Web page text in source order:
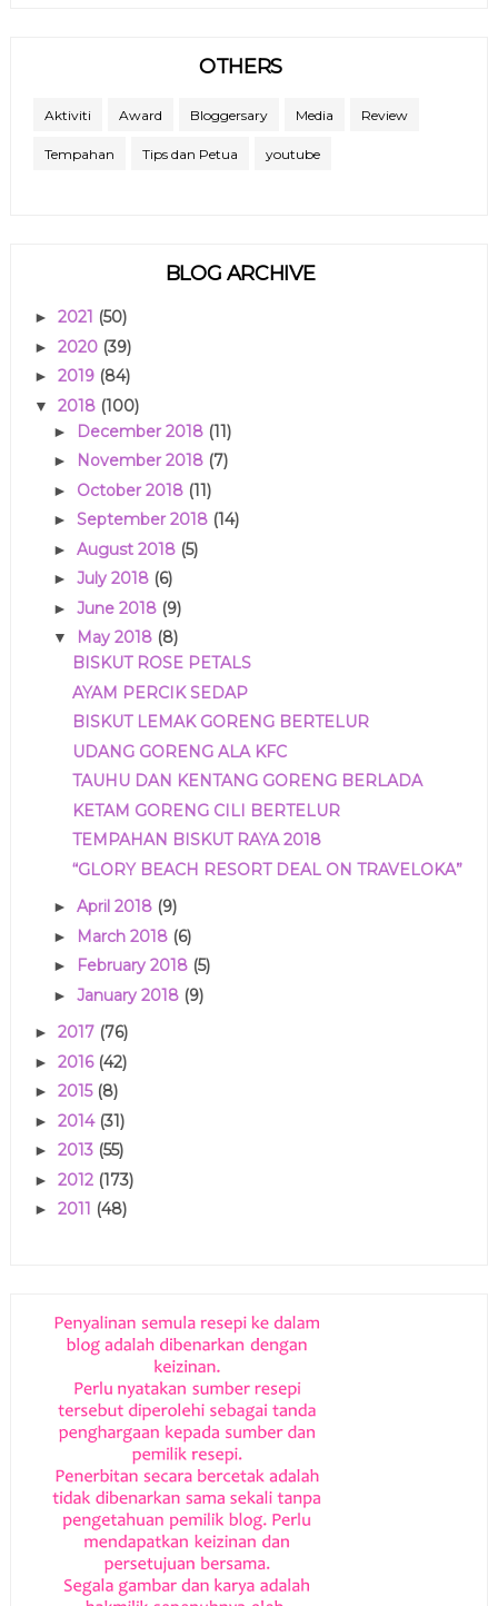
OTHERS
Aktiviti Award Bloggersary Media Review
Tempahan Tips dan Petua youtube
BLOG ARCHIVE
► 2021 (50)
► 2020 (39)
► 2019 (84)
▼ 2018 (100)
► December 2018 (11)
► November 2018 (7)
► October 2018 (11)
► September 2018 (14)
► August 2018 (5)
► July 2018 (6)
► June 2018 (9)
▼ May 2018 (8)
BISKUT ROSE PETALS
AYAM PERCIK SEDAP
BISKUT LEMAK GORENG BERTELUR
UDANG GORENG ALA KFC
TAUHU DAN KENTANG GORENG BERLADA
KETAM GORENG CILI BERTELUR
TEMPAHAN BISKUT RAYA 2018
“GLORY BEACH RESORT DEAL ON TRAVELOKA”
► April 2018 (9)
► March 2018 (6)
► February 2018 (5)
► January 2018 (9)
► 2017 (76)
► 2016 (42)
► 2015 (8)
► 2014 (31)
► 2013 (55)
► 2012 (173)
► 2011 (48)